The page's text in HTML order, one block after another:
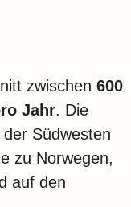
zwischen 600
Jahr. Die
Südwesten
zu Norwegen,
auf den